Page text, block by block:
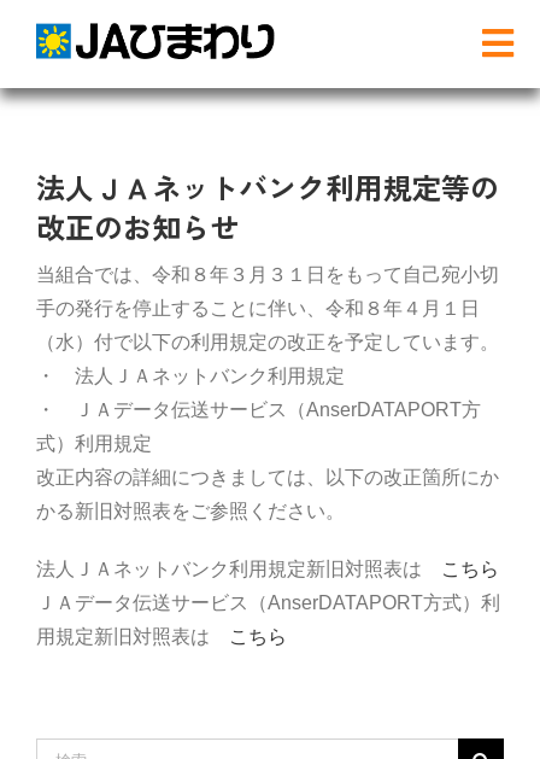
content
検
…
農と食
グリーンセンター
産直店舗のご案内
農畜産物・部会
営農事業店舗
法人ＪＡネットバンク利用規定等の
改正のお知らせ
当組合では、令和８年３月３１日をもって自己宛小切
手の発行を停止することに伴い、令和８年４月１日
（水）付で以下の利用規定の改正を予定しています。
・ 法人ＪＡネットバンク利用規定
・ ＪＡデータ伝送サービス（AnserDATAPORT方
式）利用規定
改正内容の詳細につきましては、以下の改正箇所にか
かる新旧対照表をご参照ください。
法人ＪＡネットバンク利用規定新旧対照表は
こちら
ＪＡデータ伝送サービス（AnserDATAPORT方式）利
用規定新旧対照表は
こちら